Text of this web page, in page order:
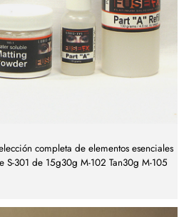
completa de elementos esenciales
301 de 15g30g M-102 Tan30g M-105